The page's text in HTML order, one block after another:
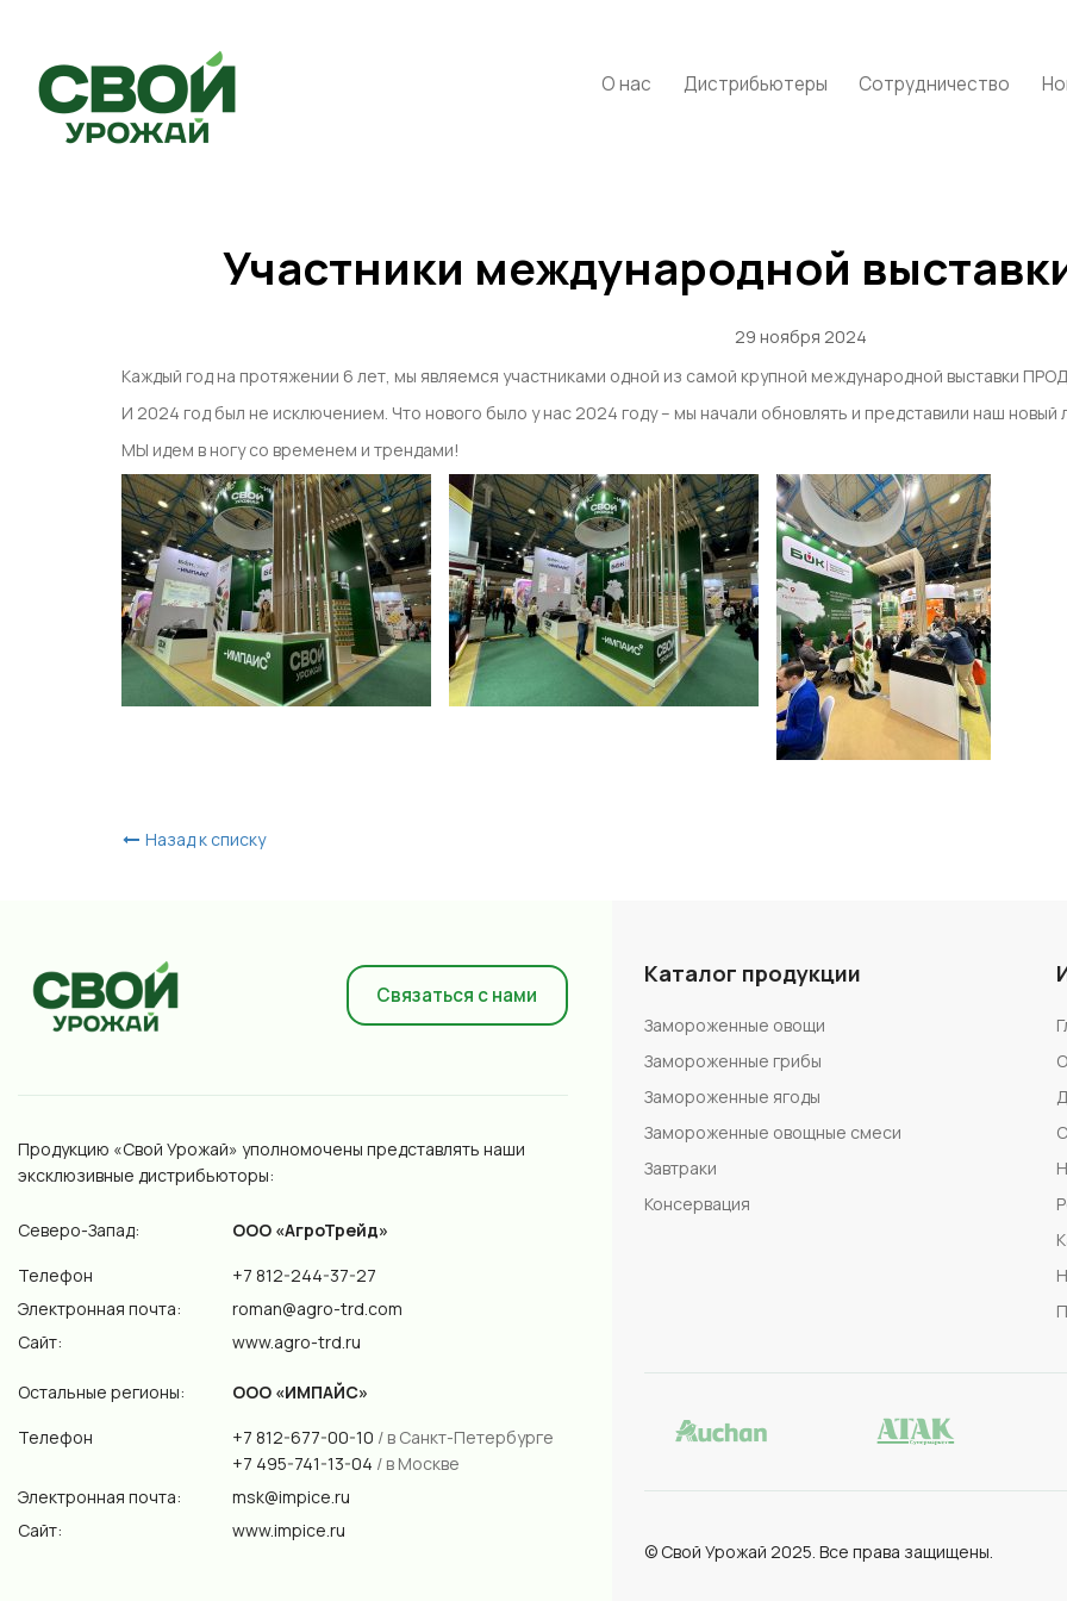
О нас Дистрибьютеры Сотрудничество
Участники международной
29 ноября 2024
Каждый год на протяжении 6 лет, мы являемся участниками одной из самой крупной международной выставки
И 2024 год был не исключением. Что нового было у нас 2024 году – мы начали обновлять и представили наш
МЫ идем в ногу со временем и трендами!
Назад к списку
Связаться с нами
Продукцию «Свой Урожай» уполномочены представлять наши
эксклюзивные дистрибьюторы:
Северо-Запад:
ООО «АгроТрейд»
Телефон
+7 812-244-37-27
Электронная почта:
roman@agro-trd.com
Сайт:
www.agro-trd.ru
Остальные регионы:
ООО «ИМПАЙС»
Телефон
+7 812-677-00-10 / в Санкт-Петербурге
+7 495-741-13-04 / в Москве
Электронная почта:
msk@impice.ru
Сайт:
www.impice.ru
Каталог продукции
Замороженные овощи
Замороженные грибы
Замороженные ягоды
Замороженные овощные смеси
Завтраки
Консервация
© Свой Урожай 2025. Все права защищены.